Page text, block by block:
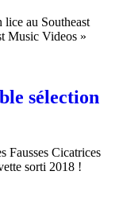
lice au Southeast
Music Videos »
sélection
Fausses Cicatrices
sorti 2018 !